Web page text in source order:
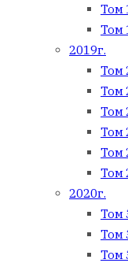
Том
Том
2019г.
Том
Том
Том
Том
Том
Том
2020г.
Том
Том
Том